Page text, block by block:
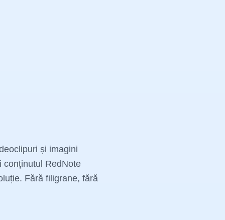
și imagini
conținutul RedNote
Fără filigrane, fără